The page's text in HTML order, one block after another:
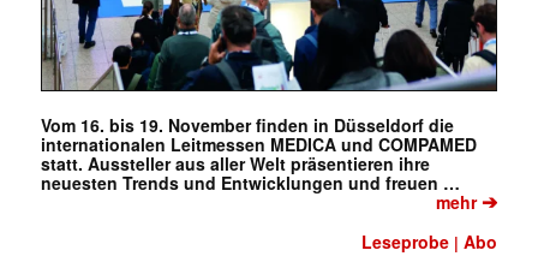
Vom 16. bis 19. November finden in Düsseldorf die
internationalen Leitmessen MEDICA und COMPAMED
statt. Aussteller aus aller Welt präsentieren ihre
neuesten Trends und Entwicklungen und freuen …
mehr➔
Leseprobe |Abo